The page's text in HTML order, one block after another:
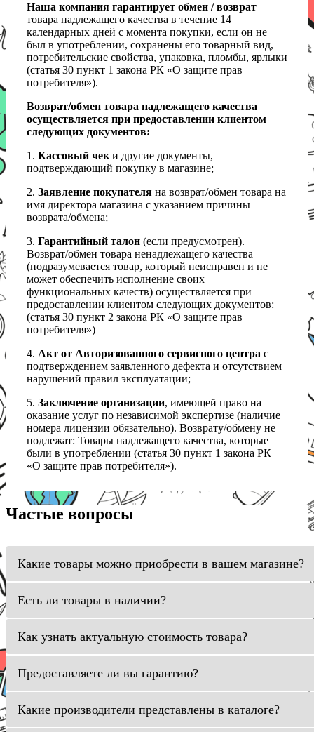
Наша компания гарантирует обмен / возврат
товара надлежащего качества в течение 14
календарных дней с момента покупки, если он не
был в употреблении, сохранены его товарный вид,
потребительские свойства, упаковка, пломбы, ярлыки
(статья 30 пункт 1 закона РК «О защите прав
потребителя»).
Возврат/обмен товара надлежащего качества
осуществляется при предоставлении клиентом
следующих документов:
1. Кассовый чеки другие документы,
подтверждающий покупку в магазине;
2. Заявление покупателя на возврат/обмен товара на
имя директора магазина с указанием причины
возврата/обмена;
3. Гарантийный талон (если предусмотрен).
Возврат/обмен товара ненадлежащего качества
(подразумевается товар, который неисправен и не
может обеспечить исполнение своих
функциональных качеств) осуществляется при
предоставлении клиентом следующих документов:
(статья 30 пункт 2 закона РК «О защите прав
потребителя»)
4. Акт от Авторизованного сервисного центра с
подтверждением заявленного дефекта и отсутствием
нарушений правил эксплуатации;
5. Заключение организации, имеющей право на
оказание услуг по независимой экспертизе (наличие
номера лицензии обязательно). Возврату/обмену не
подлежат: Товары надлежащего качества, которые
были в употреблении (статья 30 пункт 1 закона РК
«О защите прав потребителя»).
Частые вопросы
Какие товары можно приобрести в вашем магазине?
Есть ли товары в наличии?
Как узнать актуальную стоимость товара?
Предоставляете ли вы гарантию?
Какие производители представлены в каталоге?